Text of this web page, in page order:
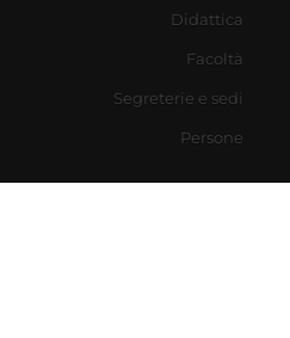
Didattica
Facoltà
Segreterie e sedi
Persone